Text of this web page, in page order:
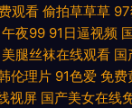
观看 偷拍草草草
午夜99 91日逼视频
美腿丝袜在线观看 国
伦理片 91色爱 免费
视屏 国产美女在线